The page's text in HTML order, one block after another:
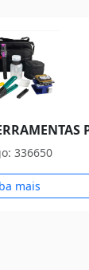
336650
mais